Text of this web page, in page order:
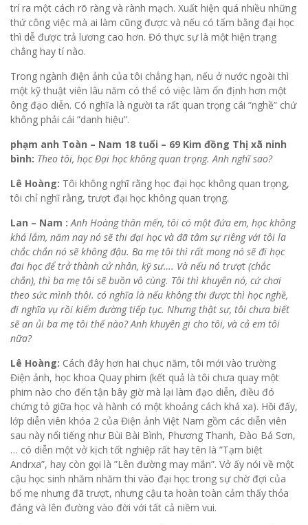
trí ra một cách rõ ràng và rành mạch. Xuất hiện quá nhiều những
thứ công việc mà ai làm cũng được và nếu có tấm bằng đại học
thì dễ được trả lương cao hơn. Đó thực sự là một hiện trạng
chẳng hay tí nào.
Trong ngành điện ảnh của tôi chẳng hạn, nếu ở nước ngoài thì
một kỹ thuật viên lâu năm có thể có việc làm ổn định hơn một
ông đạo diễn. Có nghĩa là người ta rất quan trọng cái ”nghề” chứ
không phải cái ”danh hiệu”.
phạm anh Toàn – Nam 18 tuổi – 69 Kim đồng Thị xã ninh
bình: Theo tôi, học Đại học không quan trọng. Anh nghĩ sao?
Lê Hoàng: Tôi không nghĩ rằng học đại học không quan trọng,
tôi chỉ nghĩ rằng, trượt đại học không quan trọng.
Lan – Nam :Anh Hoàng thân mến, tôi có một đứa em, học không
khá lắm, năm nay nó sẽ thi đại học và đã tâm sự riêng với tôi la
chắc chắn nó sẽ không đậu. Ba mẹ tôi thì rất mong nó sẽ đi học
đai học để trở thành cử nhân, kỹ sư…. Và nếu nó trượt (chắc
chắn), thì ba mẹ tôi sẽ buồn vô cùng. Tôi thì khuyên nó, cứ chơi
theo sức mình thôi. có nghĩa là nếu không thi được thì học nghề,
đi nghĩa vụ rồi kiếm đường tiếp tục. Nhưng thật sự, tôi chưa biết
sẽ an ủi ba mẹ tôi thế nào? Anh khuyên gi cho tôi, và cả em tôi
nữa?
Lê Hoàng: Cách đây hơn hai chục năm, tôi mới vào trường
Điện ảnh, học khoa Quay phim (kết quả là tôi chưa quay một
phim nào cho đến tận bây giờ mà lại làm đạo diễn, điều đó
chứng tỏ giữa học và hành có một khoảng cách khá xa). Hồi đấy,
lớp diễn viên khóa 2 của Điện ảnh Việt Nam gồm các diễn viên
sau này nổi tiếng như Bùi Bài Bình, Phương Thanh, Đào Bá Sơn,
… có diễn một vở kịch tốt nghiệp rất hay tên là ”Tạm biệt
Andrxa”, hay còn gọi là ”Lên đường may mắn”. Vở ấy nói về một
cậu học sinh nhăm nhăm thi vào đại học trong sự chờ đợi của
bố mẹ nhưng đã trượt, nhưng cậu ta hoàn toàn cảm thấy thỏa
đáng và lên đường vào đời với tất cả niềm vui.